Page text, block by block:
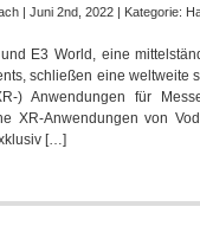
| Juni 2nd, 2022 | Kategorie:
E3 World, eine
schließen eine weltweite
) Anwendungen für
XR-Anwendungen von
[…]